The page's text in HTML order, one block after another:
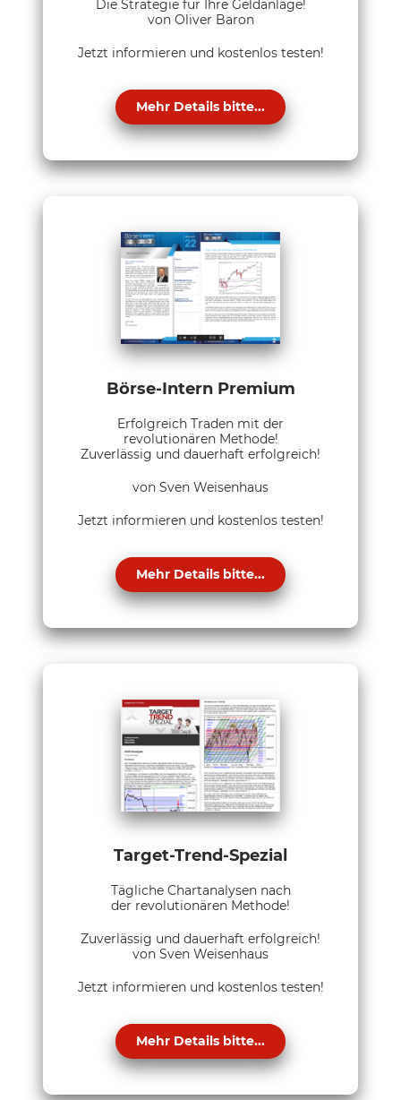
Die Strategie für Ihre Geldanlage!
von Oliver Baron
Jetzt informieren und kostenlos testen!
Mehr Details bitte...
Börse-Intern Premium
Erfolgreich Traden mit der
revolutionären Methode!
Zuverlässig und dauerhaft erfolgreich!
von Sven Weisenhaus
Jetzt informieren und kostenlos testen!
Mehr Details bitte...
Target-Trend-Spezial
Tägliche Chartanalysen nach
der revolutionären Methode!
Zuverlässig und dauerhaft erfolgreich!
von Sven Weisenhaus
Jetzt informieren und kostenlos testen!
Mehr Details bitte...